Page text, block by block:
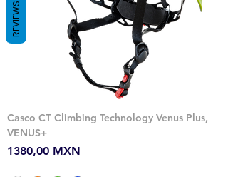
Casco CT Climbing Technology Venus Plus,
VENUS+
Precio
1380,00 MXN
REVIEWS